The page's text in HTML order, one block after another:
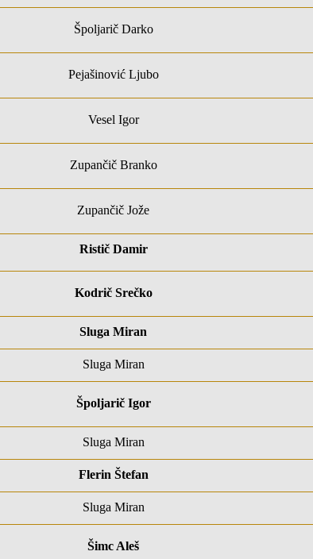
Špoljarič Darko
Pejašinović Ljubo
Vesel Igor
Zupančič Branko
Zupančič Jože
Ristič Damir
Kodrič Srečko
Sluga Miran
Sluga Miran
Špoljarič Igor
Sluga Miran
Flerin Štefan
Sluga Miran
Šimc Aleš